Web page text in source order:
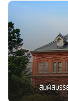
สัมผัสบรร